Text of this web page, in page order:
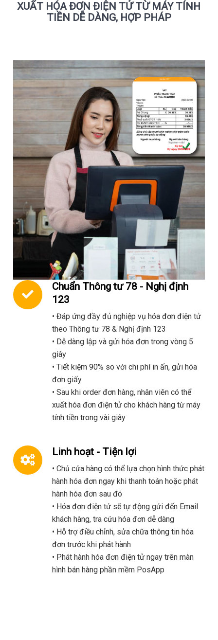
XUẤT HÓA ĐƠN ĐIỆN TỬ TỪ MÁY TÍNH
TIỀN DỄ DÀNG, HỢP PHÁP
Chuẩn Thông tư 78 - Nghị định
123
• Đáp ứng đầy đủ nghiệp vụ hóa đơn điện tử
theo Thông tư 78 & Nghị định 123
• Dễ dàng lập và gửi hóa đơn trong vòng 5
giây
• Tiết kiệm 90% so với chi phí in ấn, gửi hóa
đơn giấy
• Sau khi order đơn hàng, nhân viên có thể
xuất hóa đơn điện tử cho khách hàng từ máy
tính tiền trong vài giây
Linh hoạt - Tiện lợi
• Chủ cửa hàng có thể lựa chọn hình thức phát
hành hóa đơn ngay khi thanh toán hoặc phát
hành hóa đơn sau đó
• Hóa đơn điện tử sẽ tự động gửi đến Email
khách hàng, tra cứu hóa đơn dễ dàng
• Hỗ trợ điều chỉnh, sửa chữa thông tin hóa
đơn trước khi phát hành
• Phát hành hóa đơn điện tử ngay trên màn
hình bán hàng phần mềm PosApp